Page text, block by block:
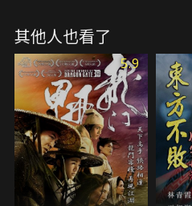
狄龍飾演南帝段王爺的威風形
物。《射鵰英雄傳》乃金庸名
與名作家倪匡改編，劇情比原
出色武打場面，令人看得津津有
其他人也看了
5.9